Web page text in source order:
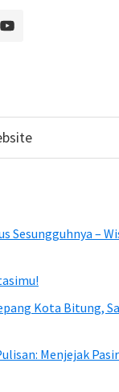
Sesungguhnya –
Kota Bitung,
Menjejak